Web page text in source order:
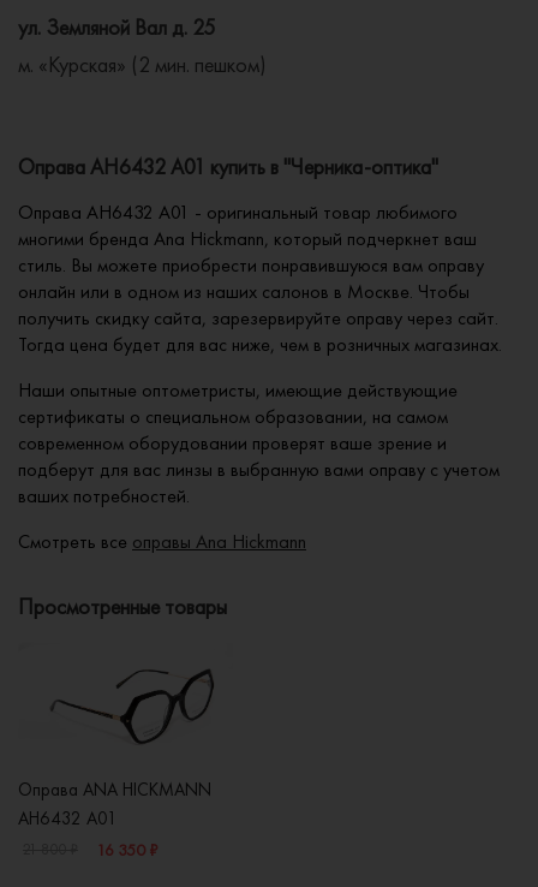
ул. Земляной Вал д. 25
м. «Курская» (2 мин. пешком)
Оправа AH6432 A01 купить в "Черника-оптика"
Оправа AH6432 A01 - оригинальный товар любимого
многими бренда Ana Hickmann, который подчеркнет ваш
стиль. Вы можете приобрести понравившуюся вам оправу
онлайн или в одном из наших салонов в Москве. Чтобы
получить скидку сайта, зарезервируйте оправу через сайт.
Тогда цена будет для вас ниже, чем в розничных магазинах.
Наши опытные оптометристы, имеющие действующие
сертификаты о специальном образовании, на самом
современном оборудовании проверят ваше зрение и
подберут для вас линзы в выбранную вами оправу с учетом
ваших потребностей.
Смотреть все оправы Ana Hickmann
Просмотренные товары
Оправа ANA HICKMANN
AH6432 A01
16 350 ₽